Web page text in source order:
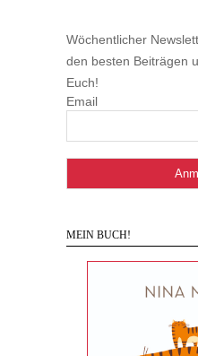
Wöchentlicher
den besten Beiträgen
Euch!
Email
MEIN BUCH!